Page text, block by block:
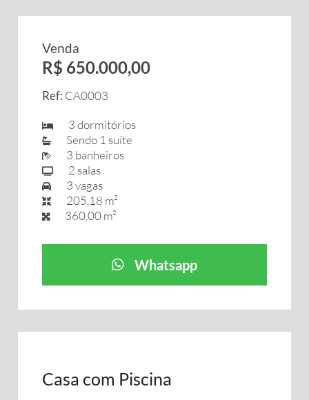
Venda
R$ 650.000,00
Ref: CA0003
3 dormitórios
Sendo 1 suíte
3 banheiros
2 salas
3 vagas
205,18 m²
360,00 m²
Whatsapp
Casa com Piscina